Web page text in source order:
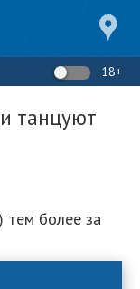
18+
танцуют
тем более за